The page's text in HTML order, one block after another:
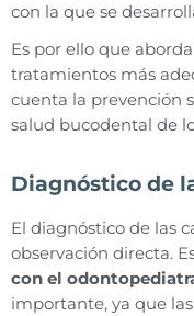
con la que se
Es por ello que
tratamientos más
cuenta la prevención
salud bucodental de
Diagnóstico de
El diagnóstico de las
observación directa.
con el
importante, ya que